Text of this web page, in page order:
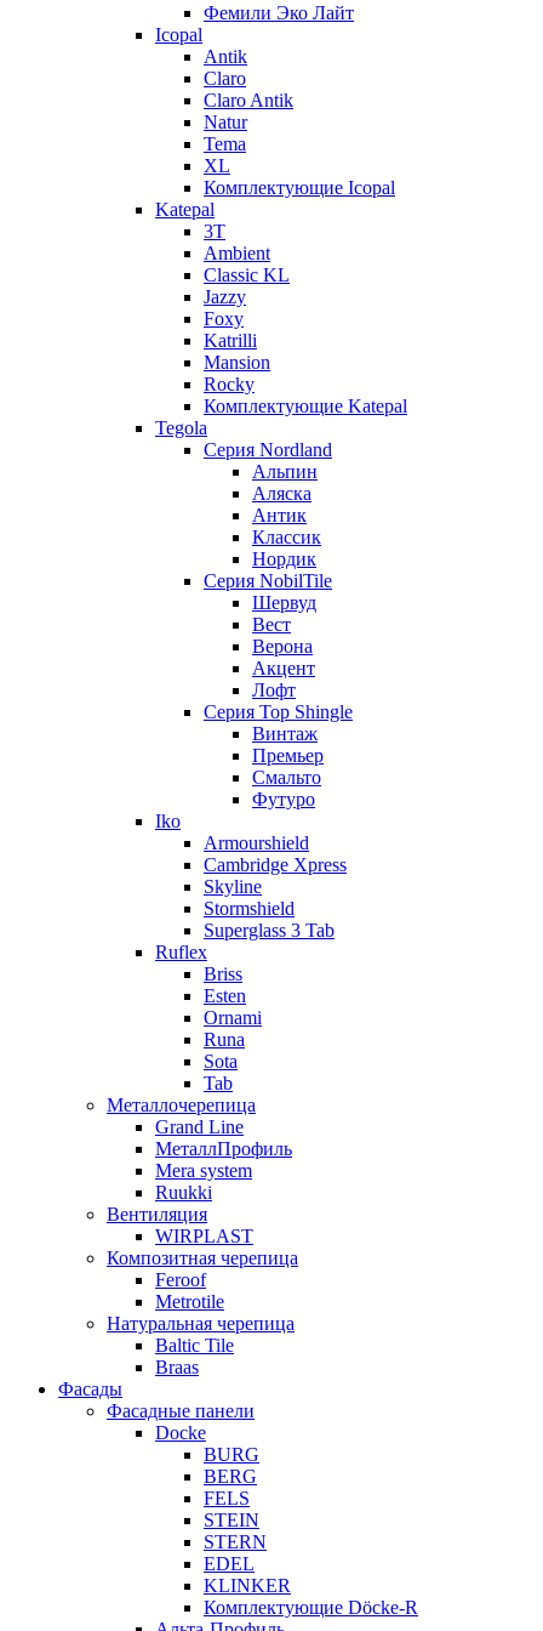
Фемили Эко Лайт
Icopal
Antik
Claro
Claro Antik
Natur
Tema
XL
Комплектующие Icopal
Katepal
3T
Ambient
Classic KL
Jazzy
Foxy
Katrilli
Mansion
Rocky
Комплектующие Katepal
Tegola
Серия Nordland
Альпин
Аляска
Антик
Классик
Нордик
Серия NobilTile
Шервуд
Вест
Верона
Акцент
Лофт
Серия Top Shingle
Винтаж
Премьер
Смальто
Футуро
Iko
Armourshield
Cambridge Xpress
Skyline
Stormshield
Superglass 3 Tab
Ruflex
Briss
Esten
Ornami
Runa
Sota
Tab
Металлочерепица
Grand Line
МеталлПрофиль
Mera system
Ruukki
Вентиляция
WIRPLAST
Композитная черепица
Feroof
Metrotile
Натуральная черепица
Baltic Tile
Braas
Фасады
Фасадные панели
Docke
BURG
BERG
FELS
STEIN
STERN
EDEL
KLINKER
Комплектующие Döcke-R